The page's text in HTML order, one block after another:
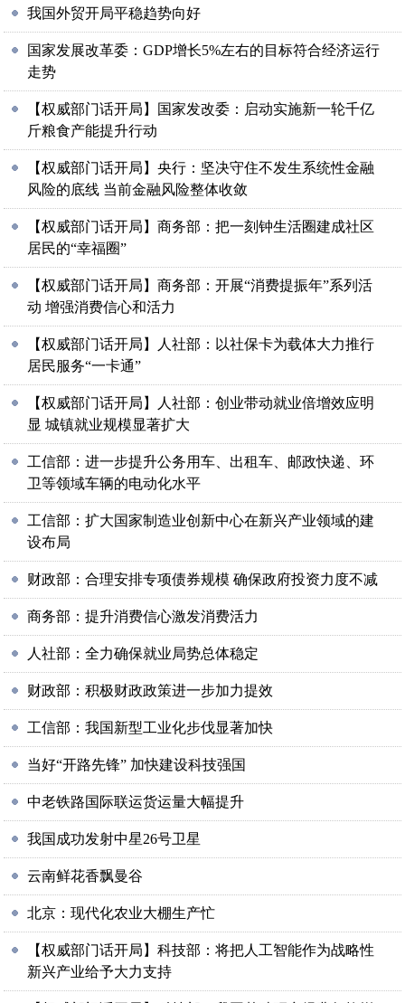
我国外贸开局平稳趋势向好
国家发展改革委：GDP增长5%左右的目标符合经济运行
走势
【权威部门话开局】国家发改委：启动实施新一轮千亿
斤粮食产能提升行动
【权威部门话开局】央行：坚决守住不发生系统性金融
风险的底线 当前金融风险整体收敛
【权威部门话开局】商务部：把一刻钟生活圈建成社区
居民的“幸福圈”
【权威部门话开局】商务部：开展“消费提振年”系列活
动 增强消费信心和活力
【权威部门话开局】人社部：以社保卡为载体大力推行
居民服务“一卡通”
【权威部门话开局】人社部：创业带动就业倍增效应明
显 城镇就业规模显著扩大
工信部：进一步提升公务用车、出租车、邮政快递、环
卫等领域车辆的电动化水平
工信部：扩大国家制造业创新中心在新兴产业领域的建
设布局
财政部：合理安排专项债券规模 确保政府投资力度不减
商务部：提升消费信心激发消费活力
人社部：全力确保就业局势总体稳定
财政部：积极财政政策进一步加力提效
工信部：我国新型工业化步伐显著加快
当好“开路先锋” 加快建设科技强国
中老铁路国际联运货运量大幅提升
我国成功发射中星26号卫星
云南鲜花香飘曼谷
北京：现代化农业大棚生产忙
【权威部门话开局】科技部：将把人工智能作为战略性
新兴产业给予大力支持